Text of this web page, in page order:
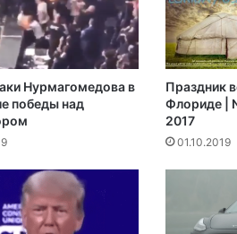
Нурмагомедова в
победы над
Праздник
Флориде |
2017
01.10.2019